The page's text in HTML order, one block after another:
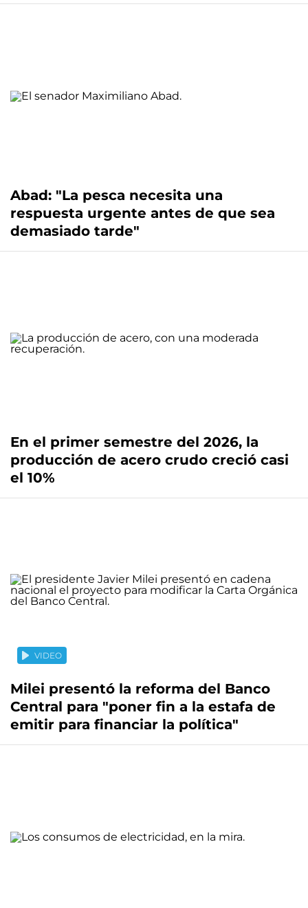
Abad: "La pesca necesita una
respuesta urgente antes de que sea
demasiado tarde"
En el primer semestre del 2026, la
producción de acero crudo creció casi
el 10%
VIDEO
Milei presentó la reforma del Banco
Central para "poner fin a la estafa de
emitir para financiar la política"